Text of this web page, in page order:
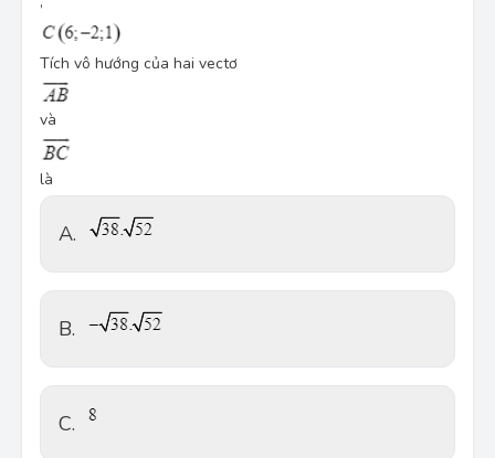
Tích vô hướng của hai vectơ
và
là
A.
B.
C.